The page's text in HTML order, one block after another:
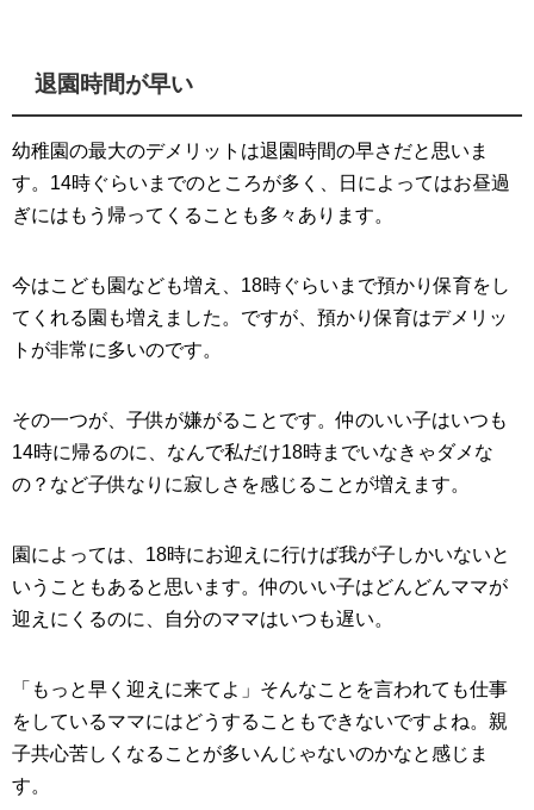
退園時間が早い
幼稚園の最大のデメリットは退園時間の早さだと思いま
す。14時ぐらいまでのところが多く、日によってはお昼過
ぎにはもう帰ってくることも多々あります。
今はこども園なども増え、18時ぐらいまで預かり保育をし
てくれる園も増えました。ですが、預かり保育はデメリッ
トが非常に多いのです。
その一つが、子供が嫌がることです。仲のいい子はいつも
14時に帰るのに、なんで私だけ18時までいなきゃダメな
の？など子供なりに寂しさを感じることが増えます。
園によっては、18時にお迎えに行けば我が子しかいないと
いうこともあると思います。仲のいい子はどんどんママが
迎えにくるのに、自分のママはいつも遅い。
「もっと早く迎えに来てよ」そんなことを言われても仕事
をしているママにはどうすることもできないですよね。親
子共心苦しくなることが多いんじゃないのかなと感じま
す。